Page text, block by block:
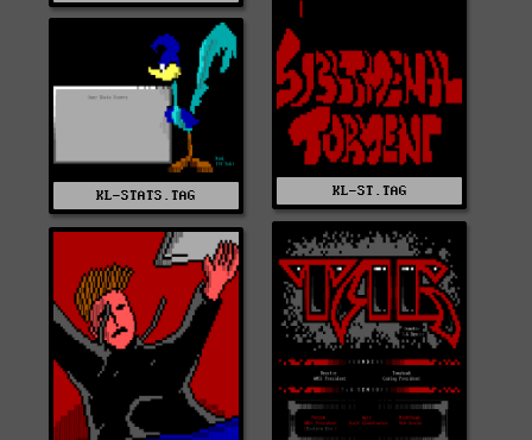
KL-ST.TAG
KL-STATS.TAG